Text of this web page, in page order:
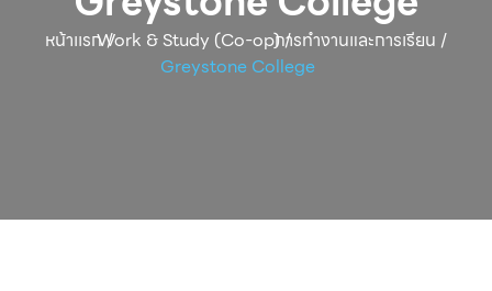
หน้าเเรก /Work & Study (Co-op)/
การทำงานและการเรียน /
Greystone College